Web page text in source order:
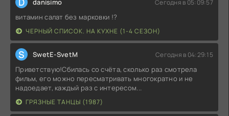
danisimo Сегодня в 05:09:57
витамин салат без марковки !?
ЧЕРНЫЙ СПИСОК. НА КУХНЕ (1-4 СЕЗОН)
S SwetE-SvetM Сегодня в 04:29:15
Приветствую!Сбилась со счёта, сколько раз смотрела
фильм, его можно пересматривать многократно и не
надоедает, каждый раз с интересом...
ГРЯЗНЫЕ ТАНЦЫ (1987)